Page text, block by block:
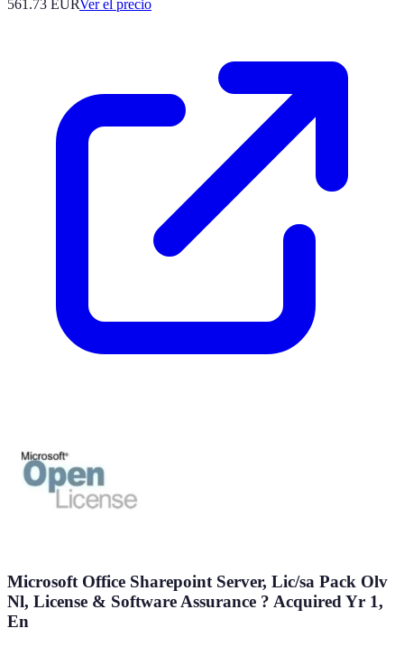
561.73 EURVer el precio
Microsoft Office Sharepoint Server, Lic/sa Pack Olv
Nl, License & Software Assurance ? Acquired Yr 1,
En